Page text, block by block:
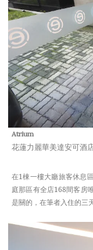
Atrium
花蓮力麗華美達安可酒
在1棟一樓大廳旅客休息
庭那區有全店168間客房
是關的，在筆者入住的三